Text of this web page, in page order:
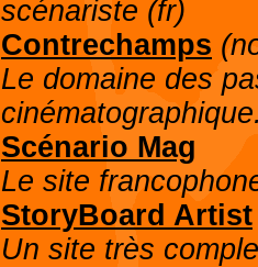
scénariste (fr)
Contrechamps
Le domaine des
Scénario Mag
Le site
StoryBoard Artist
Un site très